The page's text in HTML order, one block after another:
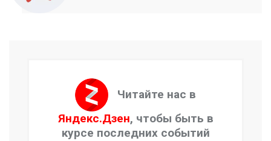
Читайте нас в
Яндекс.Дзен, чтобы быть в
курсе последних событий